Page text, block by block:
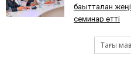
бағытталған
семинар өтті
Тағы